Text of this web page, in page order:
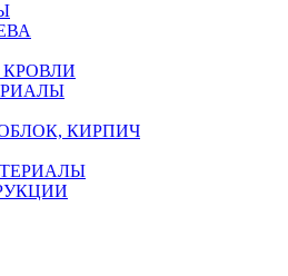
КИРПИЧ